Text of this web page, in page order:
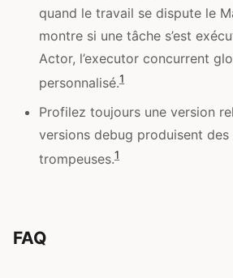
quand le travail se dispute le
montre si une tâche s’est
Actor, l’executor concurrent
personnalisé.1
Profilez toujours une version
versions debug produisent des
trompeuses.1
FAQ